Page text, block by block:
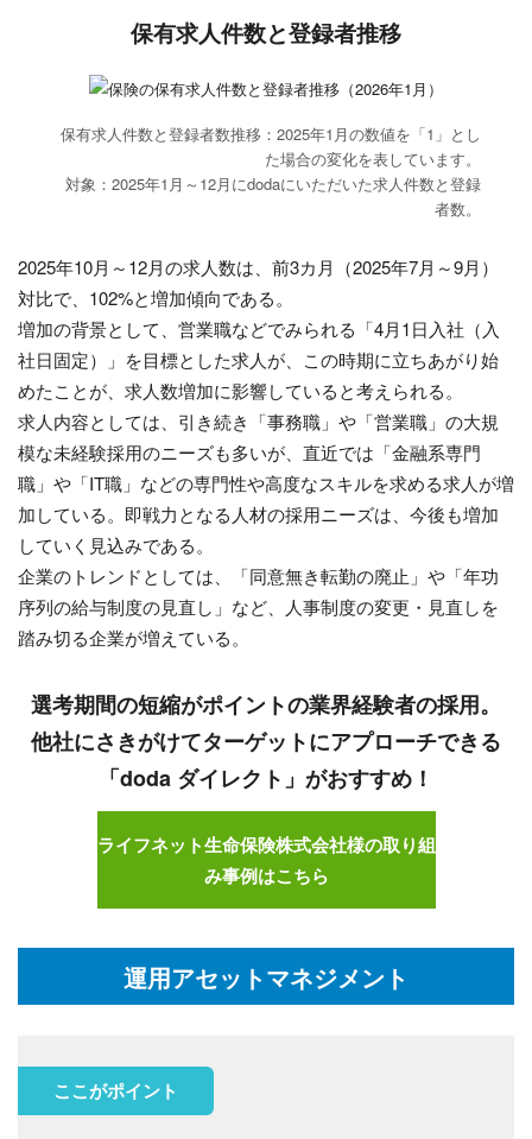
保有求人件数と登録者推移
保有求人件数と登録者数推移：2025年1月の数値を「1」とし
た場合の変化を表しています。
対象：2025年1月～12月にdodaにいただいた求人件数と登録
者数。
2025年10月～12月の求人数は、前3カ月（2025年7月～9月）
対比で、102%と増加傾向である。
増加の背景として、営業職などでみられる「4月1日入社（入
社日固定）」を目標とした求人が、この時期に立ちあがり始
めたことが、求人数増加に影響していると考えられる。
求人内容としては、引き続き「事務職」や「営業職」の大規
模な未経験採用のニーズも多いが、直近では「金融系専門
職」や「IT職」などの専門性や高度なスキルを求める求人が増
加している。即戦力となる人材の採用ニーズは、今後も増加
していく見込みである。
企業のトレンドとしては、「同意無き転勤の廃止」や「年功
序列の給与制度の見直し」など、人事制度の変更・見直しを
踏み切る企業が増えている。
選考期間の短縮がポイントの業界経験者の採用。
他社にさきがけてターゲットにアプローチできる
「doda ダイレクト」がおすすめ！
ライフネット生命保険株式会社様の取り組
み事例はこちら
運用アセットマネジメント
ここがポイント